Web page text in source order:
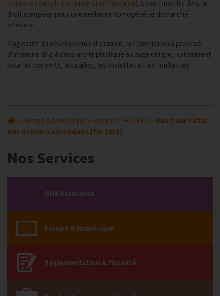
obtenues dans la Loi numérique française), soient inscrits dans le
droit européen pour une meilleure homogénéité du marché
intérieur.
S’agissant du développement durable, la Commission a proposé
d’interdire d’ici à deux ans le plastique à usage unique, notamment
pour les couverts, les pailles, les assiettes et les touillettes.
> Europe & Numérique > Europe > HOTREC > Point sur l’état
des dossiers européens (fin 2018)
Nos Services
GHR Assurance
Europe & Numérique
Réglementation & fiscalité